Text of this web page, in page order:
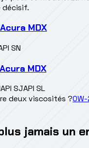
décisif.
Acura MDX
SN
Acura MDX
API SJAPI SL
deux viscosités ?
jamais un